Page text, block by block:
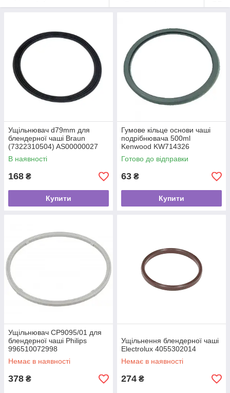
Ущільнювач d79mm для
блендерної чаші Braun
(7322310504) AS00000027
В наявності
168 ₴
Купити
Гумове кільце основи чаші
подрібнювача 500ml
Kenwood KW714326
Готово до відправки
63 ₴
Купити
Ущільнювач CP9095/01 для
блендерної чаші Philips
996510072998
Немає в наявності
378 ₴
Ущільнення блендерної чаші
Electrolux 4055302014
Немає в наявності
274 ₴